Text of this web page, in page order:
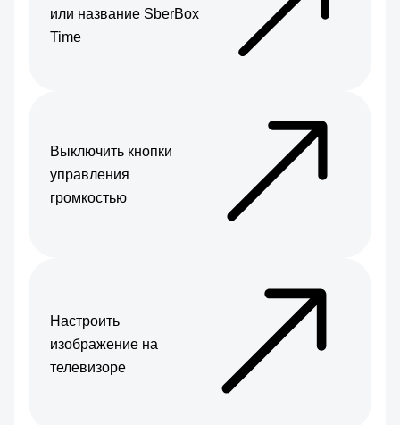
или название SberBox
Time
Выключить кнопки
управления
громкостью
Настроить
изображение на
телевизоре